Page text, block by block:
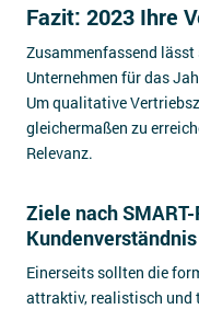
Fazit: 2023 Ihre
Zusammenfassend
Unternehmen für das
Um qualitative
gleichermaßen zu
Relevanz.
Ziele nach
Kundenverständnis
Einerseits sollten die
attraktiv, realistisch und